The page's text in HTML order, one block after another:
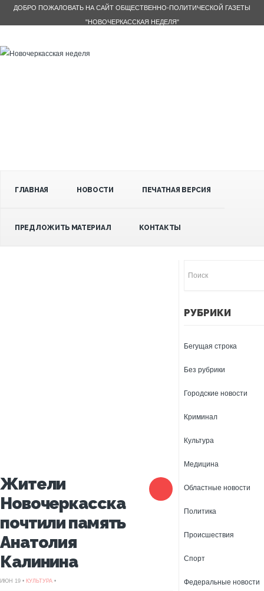
ДОБРО ПОЖАЛОВАТЬ НА САЙТ ОБЩЕСТВЕННО-ПОЛИТИЧЕСКОЙ ГАЗЕТЫ
"НОВОЧЕРКАССКАЯ НЕДЕЛЯ"
ГЛАВНАЯ НОВОСТИ ПЕЧАТНАЯ ВЕРСИЯ
ПРЕДЛОЖИТЬ МАТЕРИАЛ КОНТАКТЫ
Жители
Новочеркасска
почтили память
Анатолия
Калинина
ИЮН 19 • КУЛЬТУРА •
РУБРИКИ
Бегущая строка
Без рубрики
Городские новости
Криминал
Культура
Медицина
Областные новости
Политика
Происшествия
Спорт
Федеральные новости